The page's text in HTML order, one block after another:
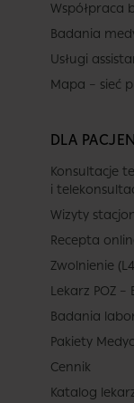
Współpraca
Badania
Usługi
Mapa – sieć
DLA
Konsultacje
i
Wizyty
Recepta
Zwolnienie
Lekarz POZ
Badania
Pakiety
Cennik
Katalog